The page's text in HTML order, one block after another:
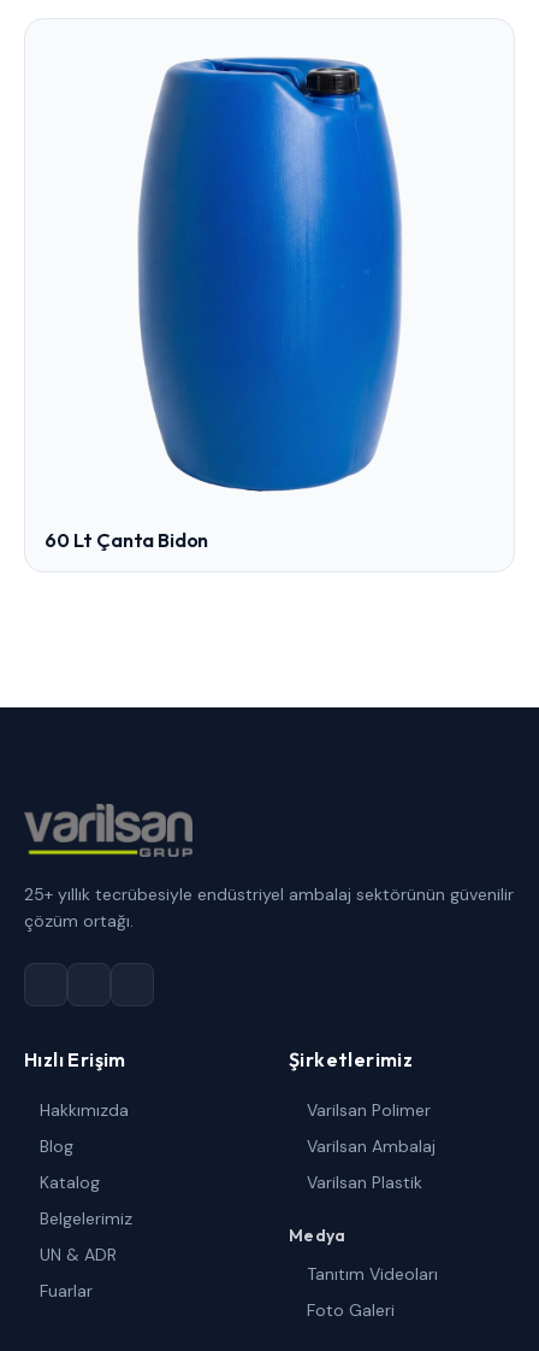
60 Lt Çanta Bidon
25+ yıllık tecrübesiyle endüstriyel ambalaj sektörünün güvenilir
çözüm ortağı.
Hızlı Erişim
Hakkımızda
Blog
Katalog
Belgelerimiz
UN & ADR
Fuarlar
Şirketlerimiz
Varilsan Polimer
Varilsan Ambalaj
Varilsan Plastik
Medya
Tanıtım Videoları
Foto Galeri